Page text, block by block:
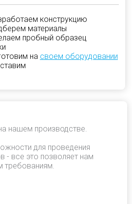
конструкцию
материалы
пробный образец
на своем оборудовании
нашем производстве.
для проведения
- все это позволяет нам
требованиям.